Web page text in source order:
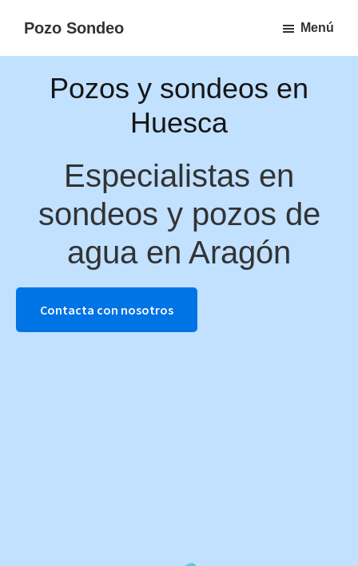
principal
Pozo Sondeo
pozos
Menú
Pozos y sondeos en
Huesca
Especialistas en
sondeos y pozos de
agua en Aragón
Contacta con nosotros